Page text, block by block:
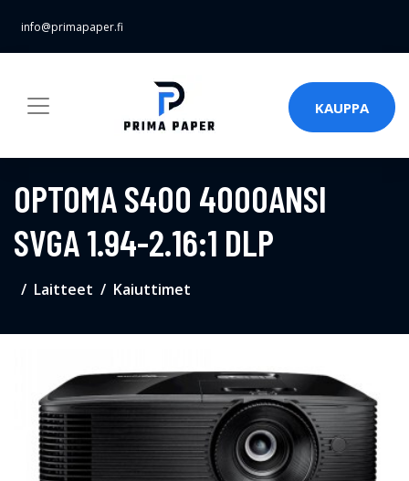
info@primapaper.fi
KAUPPA
OPTOMA S400 4000ANSI
SVGA 1.94-2.16:1 DLP
Laitteet Kaiuttimet